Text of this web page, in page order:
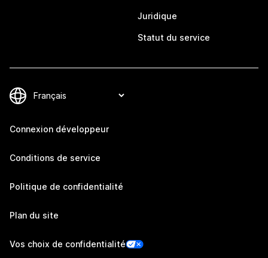
Juridique
Statut du service
Connexion développeur
Conditions de service
Politique de confidentialité
Plan du site
Vos choix de confidentialité